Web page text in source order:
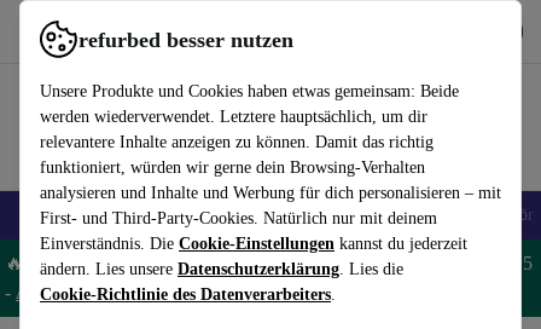
refurbed besser nutzen
Unsere Produkte und Cookies haben etwas gemeinsam: Beide
werden wiederverwendet. Letztere hauptsächlich, um dir
relevantere Inhalte anzeigen zu können. Damit das richtig
funktioniert, würden wir gerne dein Browsing-Verhalten
analysieren und Inhalte und Werbung für dich personalisieren – mit
First- und Third-Party-Cookies. Natürlich nur mit deinem
Einverständnis. Die Cookie-Einstellungen kannst du jederzeit
ändern. Lies unsere Datenschutzerklärung. Lies die
Cookie-Richtlinie des Datenverarbeiters.
refurbed schnell und einfach nutzen
🎒 Back to school Handys Laptops Tablets Smartwatches Zubehör
🔥 Spare 5% EXTRA auf MacBooks und iPads – Code: MACPAD5
- AGB